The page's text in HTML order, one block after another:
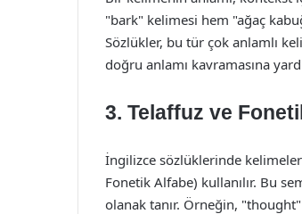
"bark" kelimesi hem "ağaç
Sözlükler, bu tür çok anlamlı
doğru anlamı kavramasına
3. Telaffuz ve
İngilizce sözlüklerinde
Fonetik Alfabe) kullanılır. Bu
olanak tanır. Örneğin,